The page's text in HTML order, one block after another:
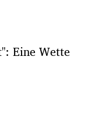
Eine Wette